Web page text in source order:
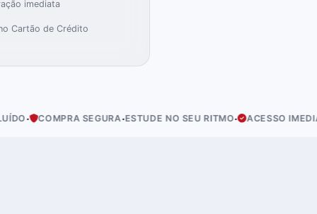
imediata
Cartão de Crédito
SEGURA·ESTUDE NO SEU RITMO· ACESSO IMEDIATO·